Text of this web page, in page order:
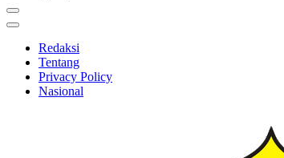
Redaksi
Tentang
Privacy Policy
Nasional